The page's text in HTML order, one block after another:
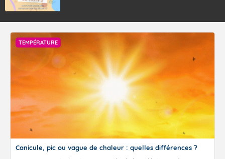
TEMPÉRATURE
Canicule, pic ou vague de chaleur : quelles différences ?